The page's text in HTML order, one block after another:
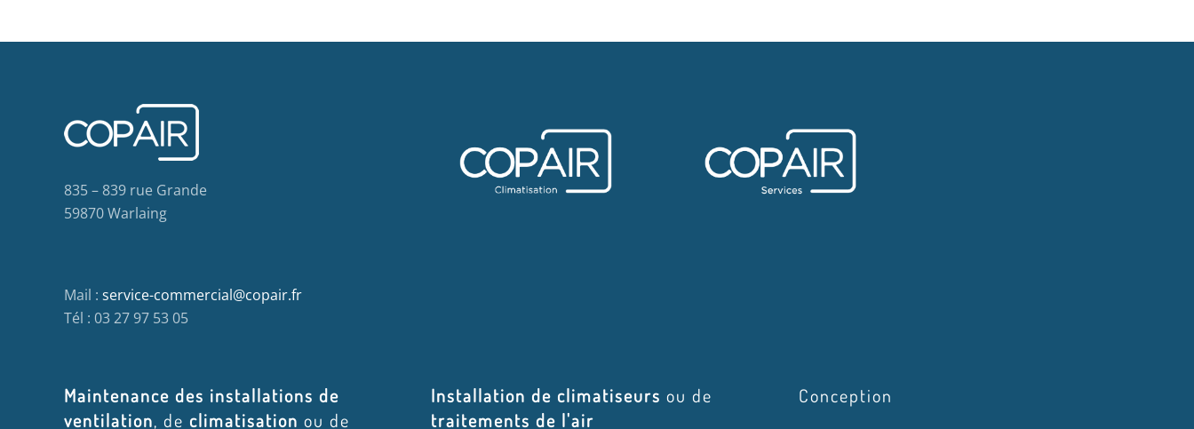
835 – 839 rue Grande
59870 Warlaing
Mail : service-commercial@copair.fr
Tél : 03 27 97 53 05
Maintenance des installations de
ventilation, de climatisation ou de
Installation de climatiseurs ou de
traitements de l'air
Conception